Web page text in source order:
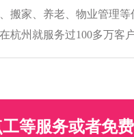
搬家、养老、物业管理
杭州就服务过100多万客户
等服务或者免